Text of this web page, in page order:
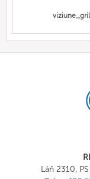
viziune_gril
Láň 2310,